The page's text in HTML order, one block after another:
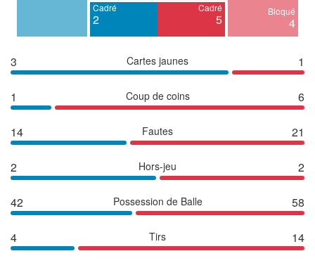
Cadré
2
Cadré
5
Bloqué
4
3 Cartes jaunes 1
1 Coup de coins 6
14 Fautes 21
2 Hors-jeu 2
42 Possession de Balle 58
4 Tirs 14